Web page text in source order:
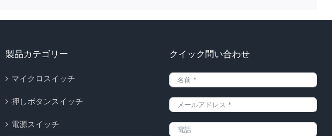
ス
ト
ア
レ
製品カテゴリー
マイクロスイッチ
押しボタンスイッチ
電源スイッチ
クイック問い合わせ